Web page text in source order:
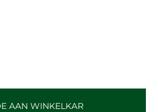
AAN WINKELKAR